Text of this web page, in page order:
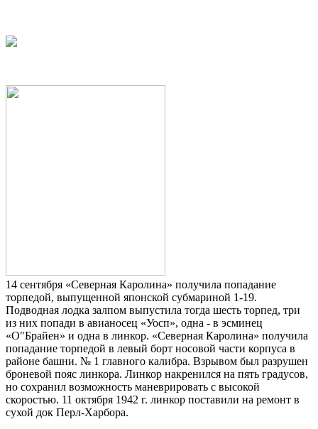
14 сентября «Северная Каролина» получила попадание
торпедой, выпущенной японской субмариной 1-19.
Подводная лодка залпом выпустила тогда шесть торпед, три
из них попади в авианосец «Уосп», одна - в эсминец
«О"Брайен» и одна в линкор. «Северная Каролина» получила
попадание торпедой в левый борт носовой части корпуса в
районе башни. № 1 главного калибра. Взрывом был разрушен
броневой пояс линкора. Линкор накренился на пять градусов,
но сохранил возможность маневрировать с высокой
скоростью. 11 октября 1942 г. линкор поставили на ремонт в
сухой док Перл-Харбора.